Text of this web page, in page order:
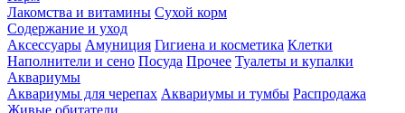
Лакомства и витамины Сухой корм
Содержание и уход
Аксессуары Амуниция Гигиена и косметика Клетки
Наполнители и сено Посуда Прочее Туалеты и купалки
Аквариумы
Аквариумы для черепах Аквариумы и тумбы Распродажа
Живые обитатели